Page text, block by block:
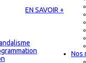
Nos
EN SAVOIR +